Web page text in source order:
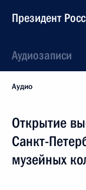
Президент
Аудиозаписи
Аудио
Открытие
Санкт-
музейных